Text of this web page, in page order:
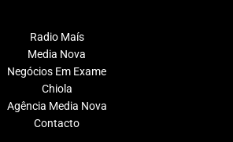
Radio Maís
Media Nova
Negócios Em Exame
Chiola
Agência Media Nova
Contacto